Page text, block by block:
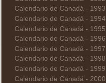
Calendario de Canadá - 1993
Calendario de Canadá - 1994
Calendario de Canadá - 1995
Calendario de Canadá - 1996
Calendario de Canadá - 1997
Calendario de Canadá - 1998
Calendario de Canadá - 1999
Calendario de Canadá - 2000